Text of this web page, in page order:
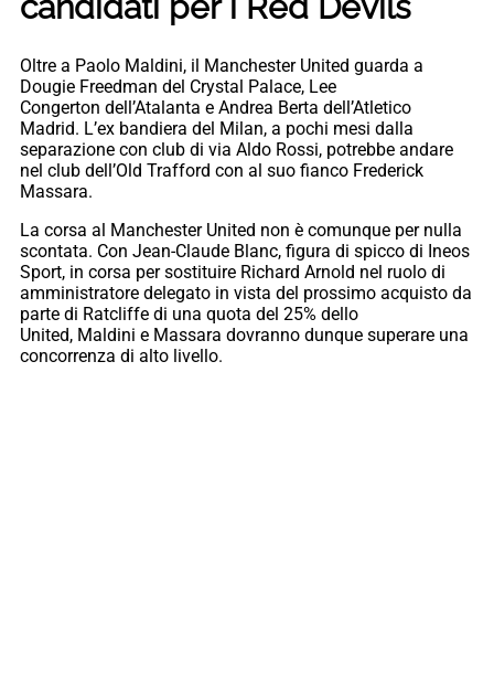
Oltre a Paolo Maldini, il Manchester United guarda a
Dougie Freedman del Crystal Palace, Lee
Congerton dell’Atalanta e Andrea Berta dell’Atletico
Madrid. L’ex bandiera del Milan, a pochi mesi dalla
separazione con club di via Aldo Rossi, potrebbe andare
nel club dell’Old Trafford con al suo fianco Frederick
Massara.
La corsa al Manchester United non è comunque per nulla
scontata. Con Jean-Claude Blanc, figura di spicco di Ineos
Sport, in corsa per sostituire Richard Arnold nel ruolo di
amministratore delegato in vista del prossimo acquisto da
parte di Ratcliffe di una quota del 25% dello
United, Maldini e Massara dovranno dunque superare una
concorrenza di alto livello.